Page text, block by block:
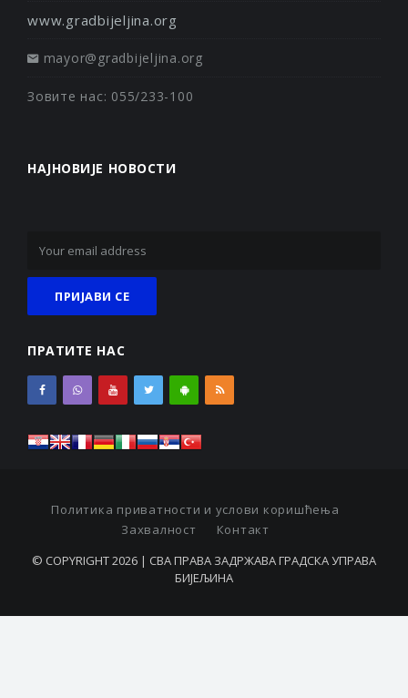
www.gradbijeljina.org
mayor@gradbijeljina.org
Зовите нас: 055/233-100
НАЈНОВИЈЕ НОВОСТИ
ПРАТИТЕ НАС
Политика приватности и услови коришћења
Захвалност
Контакт
© COPYRIGHT 2026 | СВА ПРАВА ЗАДРЖАВА ГРАДСКА УПРАВА
БИЈЕЉИНА